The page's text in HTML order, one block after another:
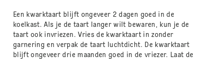
Een kwarktaart blijft ongeveer 2 dagen goed in de
koelkast. Als je de taart langer wilt bewaren, kun je de
taart ook invriezen. Vries de kwarktaart in zonder
garnering en verpak de taart luchtdicht. De kwarktaart
blijft ongeveer drie maanden goed in de vriezer. Laat de